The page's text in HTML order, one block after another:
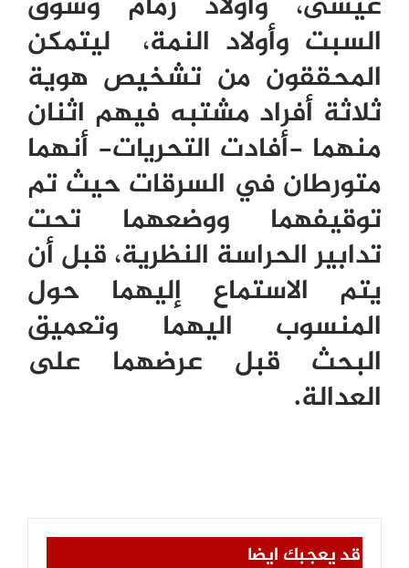
السبت وأولاد النمة، ليتمكن
المحققون من تشخيص هوية
ثلاثة أفراد مشتبه فيهم اثنان
منهما -أفادت التحريات- أنهما
متورطان في السرقات حيث تم
توقيفهما ووضعهما تحت
تدابير الحراسة النظرية، قبل أن
يتم الاستماع إليهما حول
المنسوب اليهما وتعميق
البحث قبل عرضهما على
العدالة.
قد يعجبك ايضا